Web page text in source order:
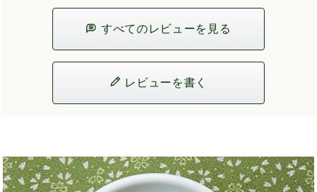
すべてのレビューを見る
レビューを書く